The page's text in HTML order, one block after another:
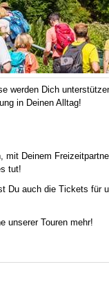
werden Dich
in Deinen Alltag!
mit Deinem
tut!
Du auch die Tickets für
unserer Touren mehr!